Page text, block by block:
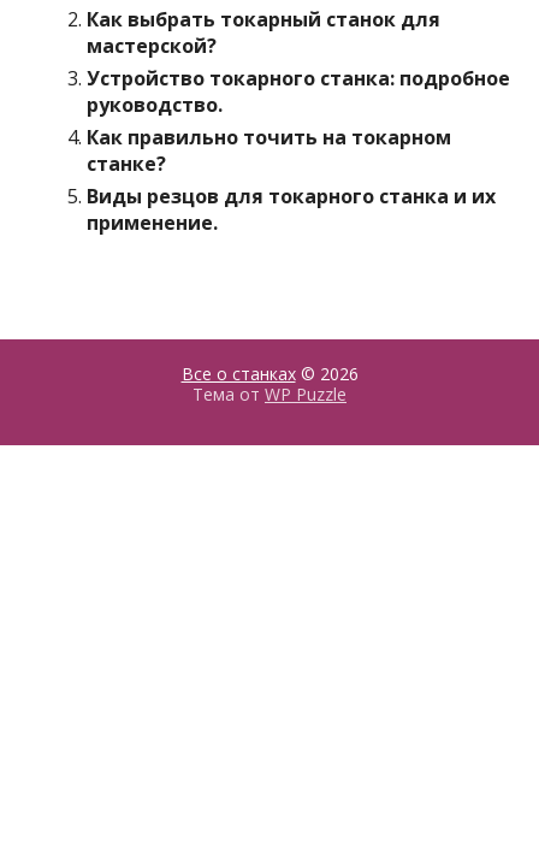
Как выбрать токарный станок для
мастерской?
Устройство токарного станка: подробное
руководство.
Как правильно точить на токарном
станке?
Виды резцов для токарного станка и их
применение.
Все о станках© 2026
Тема от WP Puzzle